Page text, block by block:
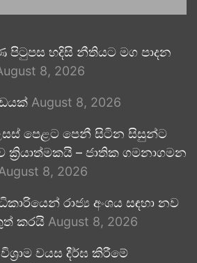
පිටුපස හදිසි නීතියට මග පාදන
8, 2026
August 8, 2026
පෙළට පෙනී සිටින සිසුන්ට
ක්‍රියාත්මකයි – ජාතික ගමනාගමන
8, 2026
රාජ්‍ය අංශය සඳහා නව
කරයි August 8, 2026
වයස දීර්ඝ කිරීමේ